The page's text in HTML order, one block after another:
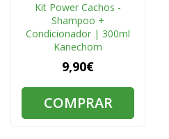
Kit Power Cachos -
Shampoo +
Condicionador | 300ml
Kanechom
9,90€
COMPRAR